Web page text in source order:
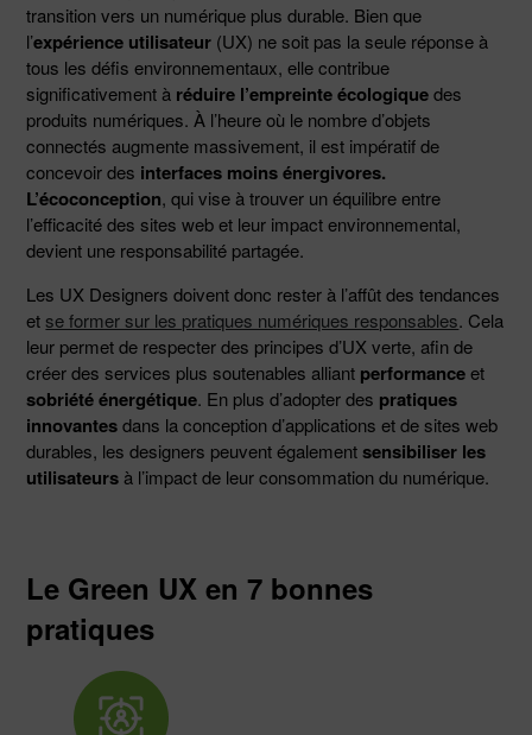
transition vers un numérique plus durable. Bien que
l’expérience utilisateur (UX) ne soit pas la seule réponse à
tous les défis environnementaux, elle contribue
significativement à réduire l’empreinte écologiquedes
produits numériques. À l’heure où le nombre d’objets
connectés augmente massivement, il est impératif de
concevoir des interfaces moins énergivores.
L’écoconception, qui vise à trouver un équilibre entre
l’efficacité des sites web et leur impact environnemental,
devient une responsabilité partagée.
Les UX Designers doivent donc rester à l’affût des tendances
et se former sur les pratiques numériques responsables. Cela
leur permet de respecter des principes d’UX verte, afin de
créer des services plus soutenables alliant performanceet
sobriété énergétique. En plus d’adopter des pratiques
innovantesdans la conception d’applications et de sites web
durables, les designers peuvent également sensibiliser les
utilisateurs à l’impact de leur consommation du numérique.
Le Green UX en 7 bonnes
pratiques